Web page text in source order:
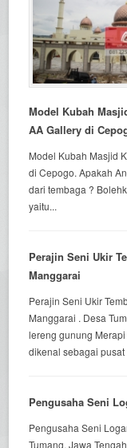
Model Kubah
AA Gallery di
Model Kubah Masjid
di Cepogo. Apakah
dari tembaga ?
yaitu...
Perajin Seni Ukir
Manggarai
Perajin Seni Ukir
Manggarai . Desa
lereng gunung
dikenal sebagai
Pengusaha Seni
Pengusaha Seni
Tumang, Jawa